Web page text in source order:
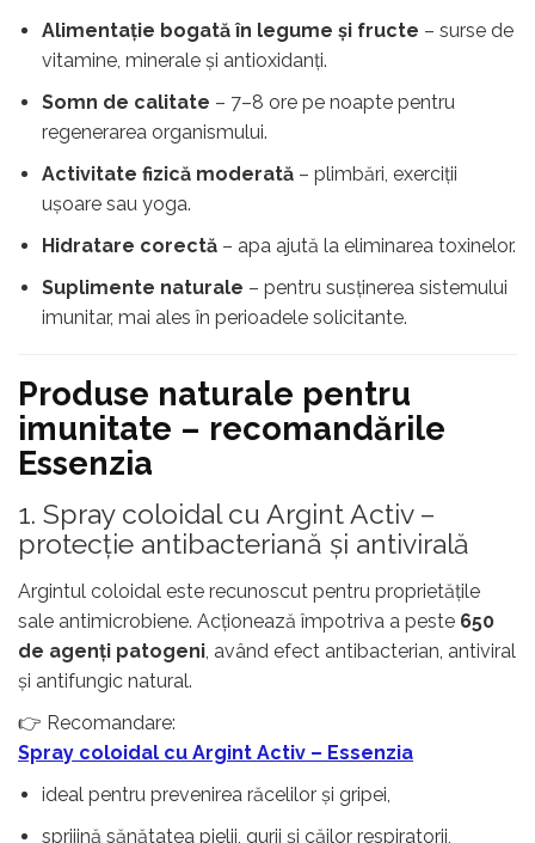
Alimentație bogată în legume și fructe – surse de
vitamine, minerale și antioxidanți.
Somn de calitate – 7–8 ore pe noapte pentru
regenerarea organismului.
Activitate fizică moderată – plimbări, exerciții
ușoare sau yoga.
Hidratare corectă – apa ajută la eliminarea toxinelor.
Suplimente naturale – pentru susținerea sistemului
imunitar, mai ales în perioadele solicitante.
Produse naturale pentru
imunitate – recomandările
Essenzia
1. Spray coloidal cu Argint Activ –
protecție antibacteriană și antivirală
Argintul coloidal este recunoscut pentru proprietățile
sale antimicrobiene. Acționează împotriva a peste 650
de agenți patogeni, având efect antibacterian, antiviral
și antifungic natural.
👉 Recomandare:
Spray coloidal cu Argint Activ – Essenzia
ideal pentru prevenirea răcelilor și gripei,
sprijină sănătatea pielii, gurii și căilor respiratorii,